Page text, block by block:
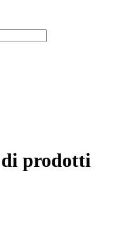
prodotti